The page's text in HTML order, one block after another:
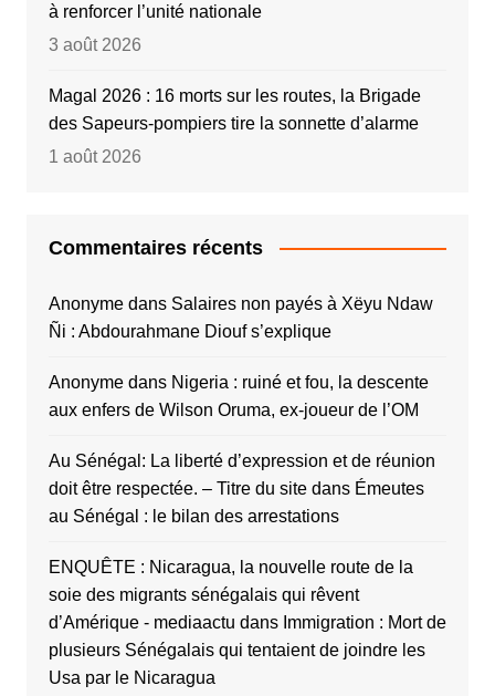
à renforcer l’unité nationale
3 août 2026
Magal 2026 : 16 morts sur les routes, la Brigade
des Sapeurs-pompiers tire la sonnette d’alarme
1 août 2026
Commentaires récents
Anonymedans Salaires non payés à Xëyu Ndaw
Ñi : Abdourahmane Diouf s’explique
Anonymedans Nigeria : ruiné et fou, la descente
aux enfers de Wilson Oruma, ex-joueur de l’OM
Au Sénégal: La liberté d’expression et de réunion
doit être respectée. – Titre du sitedans Émeutes
au Sénégal : le bilan des arrestations
ENQUÊTE : Nicaragua, la nouvelle route de la
soie des migrants sénégalais qui rêvent
d’Amérique - mediaactu dans Immigration : Mort de
plusieurs Sénégalais qui tentaient de joindre les
Usa par le Nicaragua